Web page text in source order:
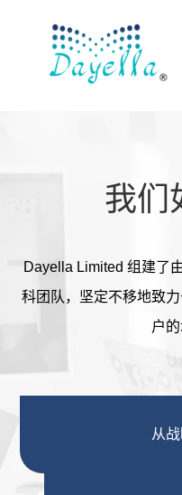
我们
Dayella Limited 组建了
科团队，坚定不移地致
户
从